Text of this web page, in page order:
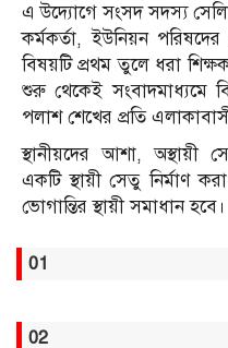
এ উদ্যোগে সংসদ সদস্য
কর্মকর্তা, ইউনিয়ন
বিষয়টি প্রথম তুলে ধরা
শুরু থেকেই সংবাদমাধ্যমে
পলাশ শেখের প্রতি
স্থানীয়দের আশা, অস্থায়ী
একটি স্থায়ী সেতু নির্মাণ
ভোগান্তির স্থায়ী সমাধান হবে।
01
02